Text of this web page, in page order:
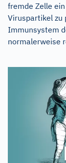
fremde Zelle
Viruspartikel zu
Immunsystem
normalerweise